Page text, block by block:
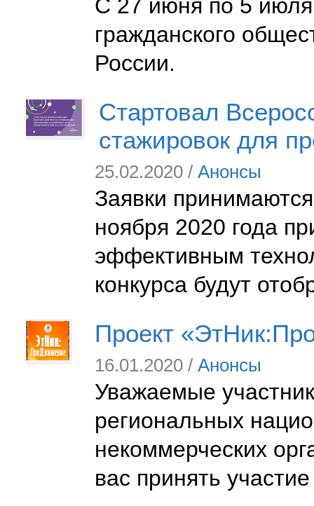
С 27 июня по 5 июля
гражданского
России.
Стартовал
стажировок для
25.02.2020 / Анонсы
Заявки
ноября 2020 года
эффективным
конкурса будут
Проект
16.01.2020 / Анонсы
Уважаемые
региональных
некоммерческих
вас принять